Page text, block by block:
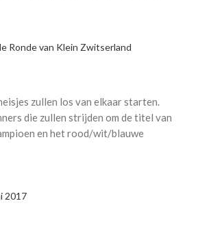
Ronde van Klein Zwitserland
zullen los van elkaar starten.
die zullen strijden om de titel van
en het rood/wit/blauwe
2017